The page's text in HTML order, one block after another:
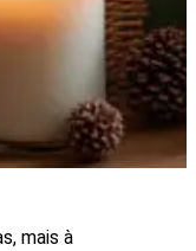
mais à